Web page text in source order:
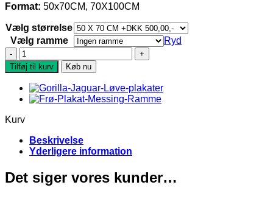
Format: 50x70CM, 70X100CM
Vælg størrelse
Vælg ramme
Ryd
Elefant
plakat
antal
Tilføj til kurv Køb nu
Kurv
Beskrivelse
Yderligere information
Det siger vores kunder…